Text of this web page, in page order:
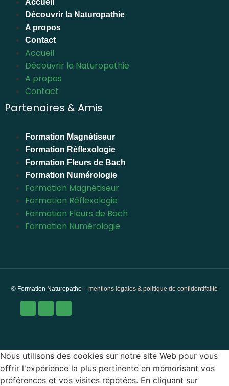
Découvrir la Naturopathie
A propos
Contact
Accueil
Découvrir la Naturopathie
A propos
Contact
Partenaires & Amis
Formation Magnétiseur
Formation Réflexologie
Formation Fleurs de Bach
Formation Numérologie
Formation Magnétiseur
Formation Réflexologie
Formation Fleurs de Bach
Formation Numérologie
© Formation Naturopathe – mentions légales & politique de confidentifalité
Nous utilisons des cookies sur notre site Web pour vous
offrir l'expérience la plus pertinente en mémorisant vos
préférences et vos visites répétées. En cliquant sur